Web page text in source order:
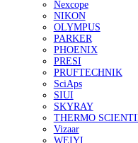
Системы УФ-
Расходные
Приборы для
Вихретоковые
-
-